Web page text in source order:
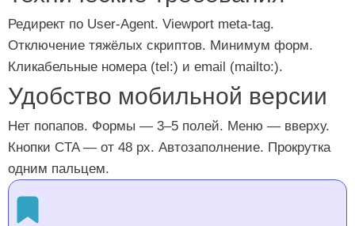
Редирект по User-Agent. Viewport meta-tag.
Отключение тяжёлых скриптов. Минимум форм.
Кликабельные номера (tel:) и email (mailto:).
Удобство мобильной версии
Нет попапов. Формы — 3–5 полей. Меню — вверху.
Кнопки CTA — от 48 px. Автозаполнение. Прокрутка
одним пальцем.